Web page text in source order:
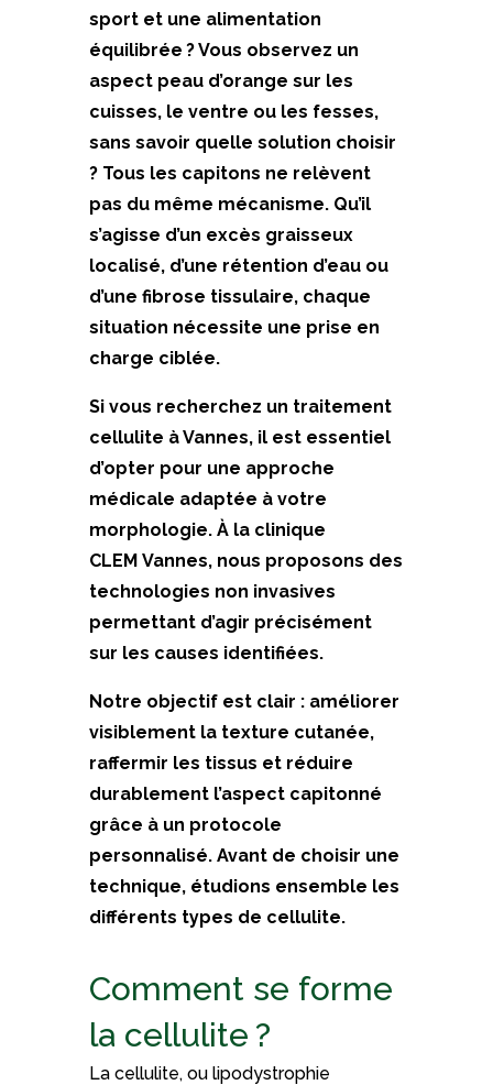
sport et une alimentation
équilibrée ? Vous observez un
aspect peau d’orange sur les
cuisses, le ventre ou les fesses,
sans savoir quelle solution choisir
? Tous les capitons ne relèvent
pas du même mécanisme. Qu’il
s’agisse d’un excès graisseux
localisé, d’une rétention d’eau ou
d’une fibrose tissulaire, chaque
situation nécessite une prise en
charge ciblée.
Si vous recherchez un traitement
cellulite à Vannes, il est essentiel
d’opter pour une approche
médicale adaptée à votre
morphologie. À la clinique
CLEM Vannes, nous proposons des
technologies non invasives
permettant d’agir précisément
sur les causes identifiées.
Notre objectif est clair : améliorer
visiblement la texture cutanée,
raffermir les tissus et réduire
durablement l’aspect capitonné
grâce à un protocole
personnalisé. Avant de choisir une
technique, étudions ensemble les
différents types de cellulite.
Comment se forme
la cellulite ?
La cellulite, ou lipodystrophie